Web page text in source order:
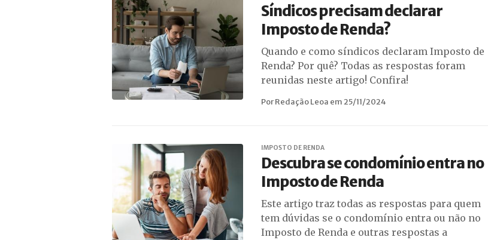
Síndicos precisam declarar
Imposto de Renda?
Quando e como síndicos declaram Imposto de
Renda? Por quê? Todas as respostas foram
reunidas neste artigo! Confira!
Por Redação Leoa em 25/11/2024
IMPOSTO DE RENDA
Descubra se condomínio entra no
Imposto de Renda
Este artigo traz todas as respostas para quem
tem dúvidas se o condomínio entra ou não no
Imposto de Renda e outras respostas a